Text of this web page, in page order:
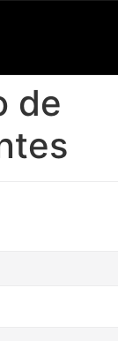
de